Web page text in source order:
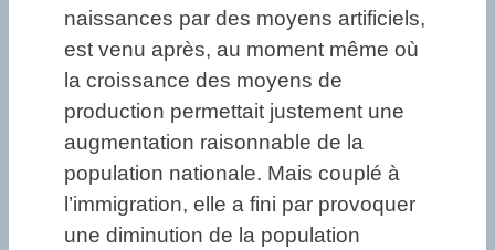
naissances par des moyens artificiels,
est venu après, au moment même où
la croissance des moyens de
production permettait justement une
augmentation raisonnable de la
population nationale. Mais couplé à
l’immigration, elle a fini par provoquer
une diminution de la population